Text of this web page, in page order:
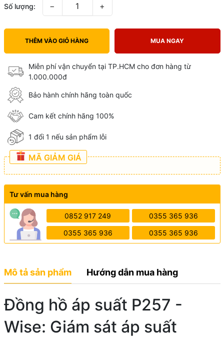
Số lượng: − +
THÊM VÀO GIỎ HÀNG MUA NGAY
Miễn phí vận chuyển tại TP.HCM cho đơn hàng từ
1.000.000đ
Bảo hành chính hãng toàn quốc
Cam kết chính hãng 100%
1 đổi 1 nếu sản phẩm lỗi
MÃ GIẢM GIÁ
Tư vấn mua hàng
0852 917 249 0355 365 936
0355 365 936 0355 365 936
Mô tả sản phẩm Hướng dẫn mua hàng
Đồng hồ áp suất P257 -
Wise: Giám sát áp suất